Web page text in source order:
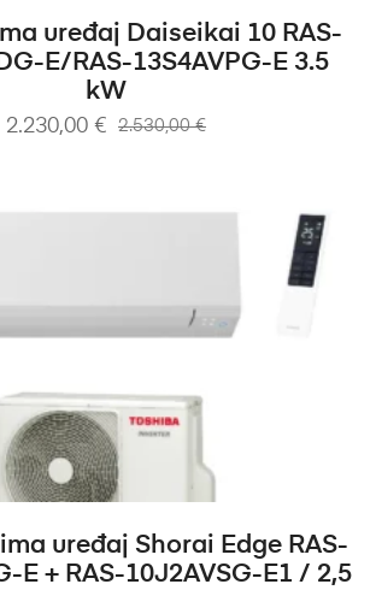
DODAJ U KOŠARICU
uređaj Daiseikai 10 RAS-
E/RAS-13S4AVPG-E 3.5
kW
2.530,00€
2.230,00 €
DODAJ U KOŠARICU
uređaj Shorai Edge RAS-
E + RAS-10J2AVSG-E1 / 2,5